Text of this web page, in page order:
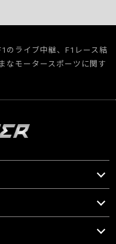
のライブ中継、F1レース結
なモータースポーツに関す